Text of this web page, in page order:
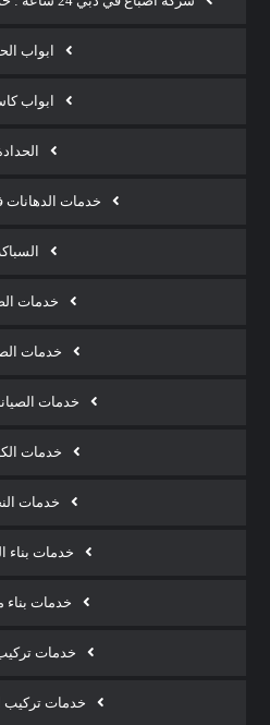
ابواب
ابواب
خدمات الدهانات
خدمات
خدمات
خدمات
خدمات
خدمات
خدمات بناء
خدمات
خدمات
خدمات تركيب